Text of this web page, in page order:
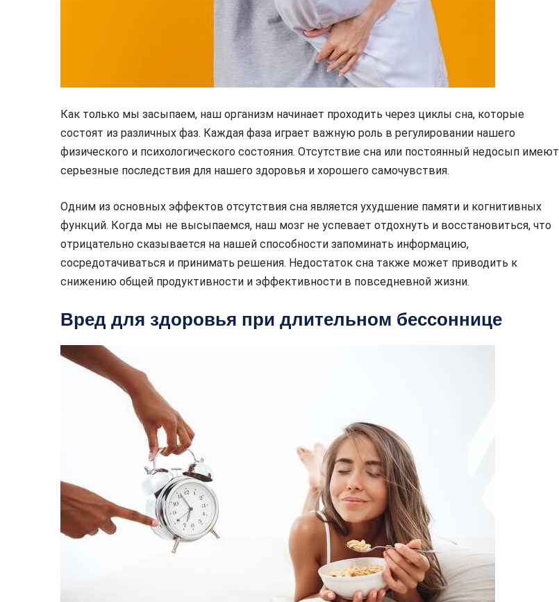
Как только мы засыпаем, наш организм начинает проходить через циклы сна, которые
состоят из различных фаз. Каждая фаза играет важную роль в регулировании нашего
физического и психологического состояния. Отсутствие сна или постоянный недосып имеют
серьезные последствия для нашего здоровья и хорошего самочувствия.
Одним из основных эффектов отсутствия сна является ухудшение памяти и когнитивных
функций. Когда мы не высыпаемся, наш мозг не успевает отдохнуть и восстановиться, что
отрицательно сказывается на нашей способности запоминать информацию,
сосредотачиваться и принимать решения. Недостаток сна также может приводить к
снижению общей продуктивности и эффективности в повседневной жизни.
Вред для здоровья при длительном бессоннице